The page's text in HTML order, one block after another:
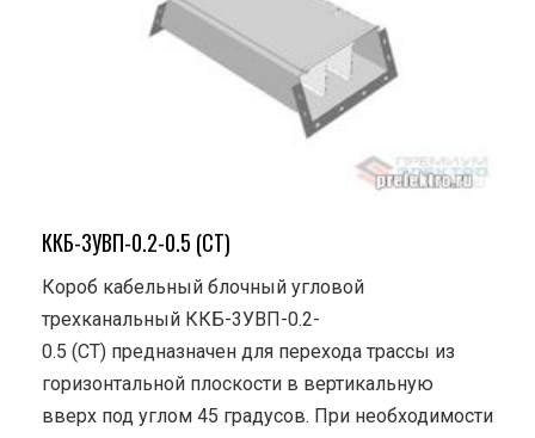
ККБ-3УВП-0.2-0.5 (СТ)
Короб кабельный блочный угловой
трехканальный ККБ-3УВП-0.2-
0.5 (СТ) предназначен для перехода трассы из
горизонтальной плоскости в вертикальную
вверх под углом 45 градусов. При необходимости